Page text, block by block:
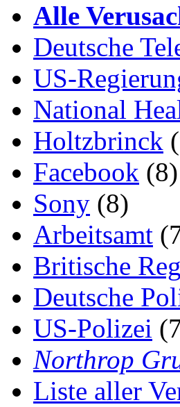
Alle
Deutsche
US-
National
Holtzbrinck
Facebook (8)
Sony (8)
Arbeitsamt
Britische
Deutsche
US-Polizei
Northrop
Liste aller